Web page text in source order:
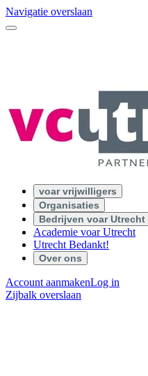
Navigatie overslaan
voar vrijwilligers
Organisaties
Bedrijven voar Utrecht
Academie voar Utrecht
Utrecht Bedankt!
Over ons
Account aanmakenLog in
Zijbalk overslaan